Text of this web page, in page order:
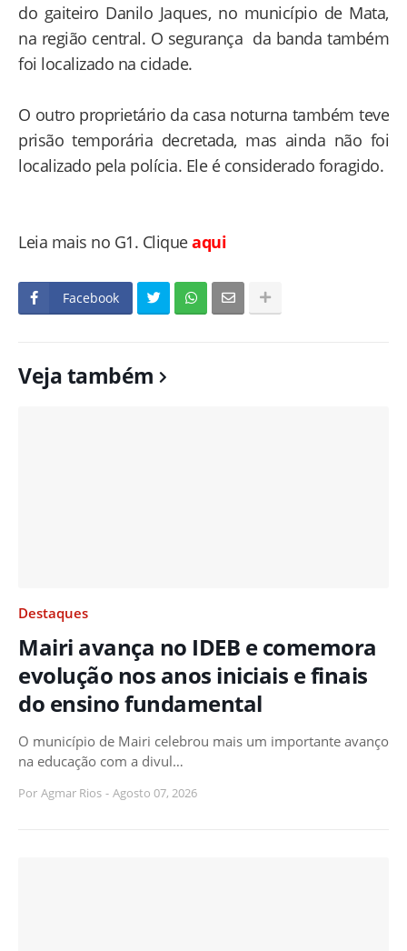
do gaiteiro Danilo Jaques, no município de Mata,
na região central. O segurança da banda também
foi localizado na cidade.
O outro proprietário da casa noturna também teve
prisão temporária decretada, mas ainda não foi
localizado pela polícia. Ele é considerado foragido.
Leia mais no G1. Cliqueaqui
Facebook
Veja também
Destaques
Mairi avança no IDEB e comemora
evolução nos anos iniciais e finais
do ensino fundamental
O município de Mairi celebrou mais um importante avanço
na educação com a divul…
Por Agmar Rios - Agosto 07, 2026